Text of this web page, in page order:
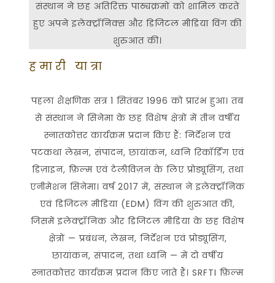
संस्थान ने छह अतिरिक्त पाठ्यक्रमों को शामिल करते
हुए अपने इलेक्ट्रॉनिक्स और डिजिटल मीडिया विंग की
शुरुआत की।
हमारी यात्रा
पहला शैक्षणिक सत्र 1 सितंबर 1996 को प्रारंभ हुआ। तब
से संस्थान ने सिनेमा के छह विशेष क्षेत्रों में तीन वर्षीय
स्नातकोत्तर कार्यक्रम प्रदान किए हैं: निर्देशन एवं
पटकथा लेखन, संपादन, छायांकन, ध्वनि रिकॉर्डिंग एवं
डिज़ाइन, फ़िल्म एवं टेलीविज़न के लिए प्रोड्यूसिंग, तथा
एनीमेशन सिनेमा। वर्ष 2017 में, संस्थान ने इलेक्ट्रॉनिक
एवं डिजिटल मीडिया (EDM) विंग की शुरुआत की,
जिसमें इलेक्ट्रॉनिक और डिजिटल मीडिया के छह विशेष
क्षेत्रों — प्रबंधन, लेखन, निर्देशन एवं प्रोड्यूसिंग,
छायांकन, संपादन, तथा ध्वनि — में दो वर्षीय
स्नातकोत्तर कार्यक्रम प्रदान किए जाते हैं। SRFTI फ़िल्म